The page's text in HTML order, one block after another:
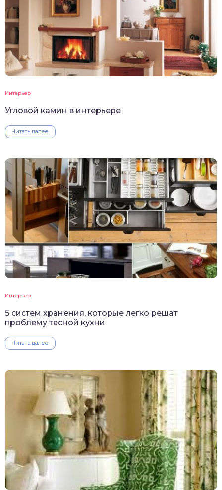
Интерьер
Угловой камин в интерьере
Читать далее
Интерьер
5 систем хранения, которые легко решат
проблему тесной кухни
Читать далее